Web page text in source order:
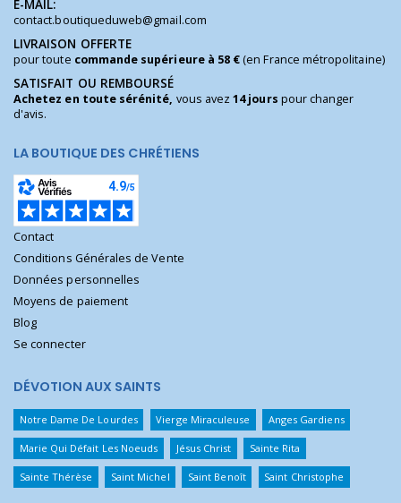
E-MAIL:
contact.boutiqueduweb@gmail.com
LIVRAISON OFFERTE
pour toute commande supérieure à 58 €(en France métropolitaine)
SATISFAIT OU REMBOURSÉ
Achetez en toute sérénité, vous avez14 jours pour changer
d'avis.
LA BOUTIQUE DES CHRÉTIENS
Contact
Conditions Générales de Vente
Données personnelles
Moyens de paiement
Blog
Se connecter
DÉVOTION AUX SAINTS
Notre Dame De Lourdes Vierge Miraculeuse Anges Gardiens
Marie Qui Défait Les Noeuds Jésus Christ Sainte Rita
Sainte Thérèse Saint Michel Saint Benoît Saint Christophe